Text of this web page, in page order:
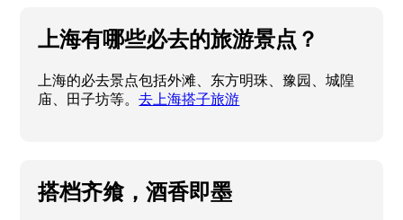
上海有哪些必去的旅游景点？
上海的必去景点包括外滩、东方明珠、豫园、城隍
庙、田子坊等。去上海搭子旅游
搭档齐飨，酒香即墨